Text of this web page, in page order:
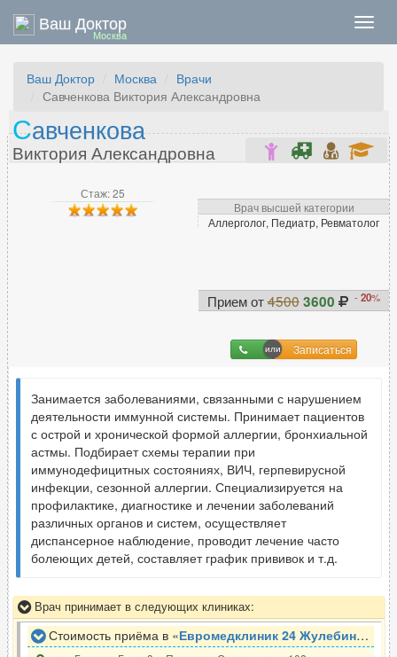
Ваш Доктор
Москва
Ваш Доктор Москва
Врачи
Савченкова Виктория Александровна
Стаж: 25
Врач высшей категории
Аллерголог, Педиатр, Ревматолог
Прием от4500 3600 -20%
Записаться
Савченкова
Виктория Александровна
Занимается заболеваниями, связанными с нарушением
деятельности иммунной системы. Принимает пациентов
с острой и хронической формой аллергии, бронхиальной
астмы. Подбирает схемы терапии при
иммунодефицитных состояниях, ВИЧ, герпевирусной
инфекции, сезонной аллергии. Специализируется на
профилактике, диагностике и лечении заболеваний
различных органов и систем, осуществляет
диспансерное наблюдение, проводит лечение часто
болеющих детей, составляет график прививок и т.д.
Врач принимает в следующих клиниках:
Стоимость приёма в «Евромедклиник 24 Жулебино »